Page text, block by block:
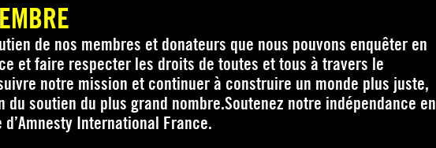
de nos membres et donateurs que nous pouvons enquêter en
et faire respecter les droits de toutes et tous à travers le
notre mission et continuer à construire un monde plus juste,
du soutien du plus grand nombre.Soutenez notre indépendance en
International France.